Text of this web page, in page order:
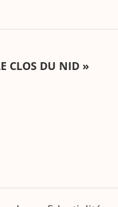
CLOS DU NID »